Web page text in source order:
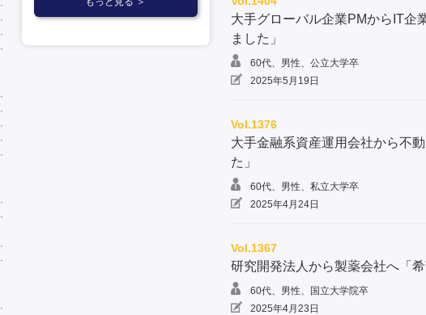
大手グローバル企業PMからIT企
ました」
60代、男性、公立大学卒
2025年5月19日
Vol.1376
大手金融系資産運用会社から不
た」
60代、男性、私立大学卒
2025年4月24日
Vol.1367
研究開発法人から製薬会社へ「
60代、男性、国立大学院卒
2025年4月23日